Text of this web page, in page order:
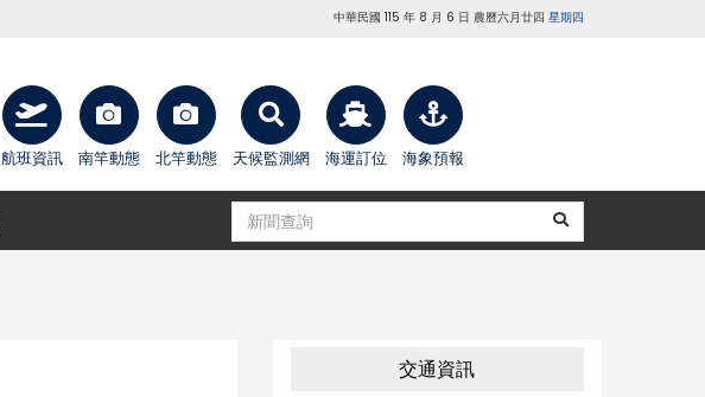
中華民國 115 年 8 月 6 日 農曆六月廿四 星期四
航班資訊 南竿動態 北竿動態 天候監測網 海運訂位 海象預報
交通資訊